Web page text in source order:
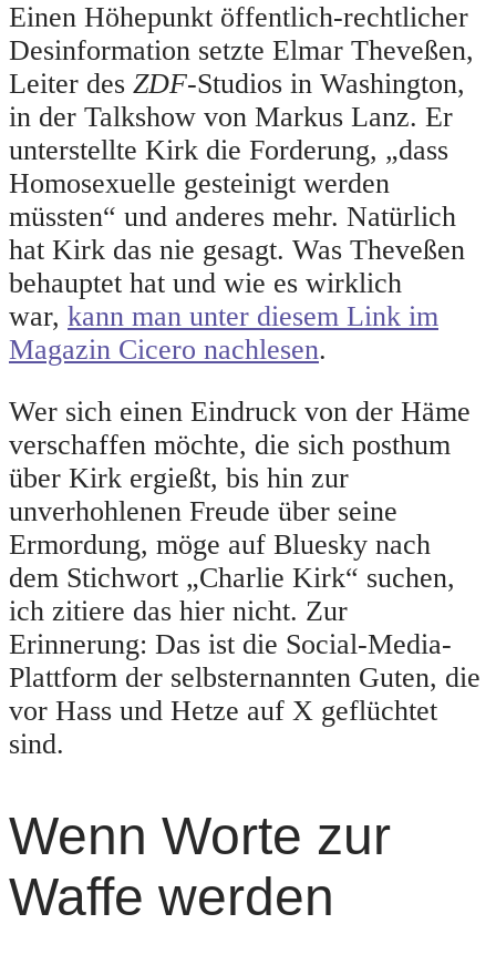
Einen Höhepunkt öffentlich-rechtlicher
Desinformation setzte Elmar Theveßen,
Leiter des ZDF-Studios in Washington,
in der Talkshow von Markus Lanz. Er
unterstellte Kirk die Forderung, „dass
Homosexuelle gesteinigt werden
müssten“ und anderes mehr. Natürlich
hat Kirk das nie gesagt. Was Theveßen
behauptet hat und wie es wirklich
war, kann man unter diesem Link im
Magazin Cicero nachlesen.
Wer sich einen Eindruck von der Häme
verschaffen möchte, die sich posthum
über Kirk ergießt, bis hin zur
unverhohlenen Freude über seine
Ermordung, möge auf Bluesky nach
dem Stichwort „Charlie Kirk“ suchen,
ich zitiere das hier nicht. Zur
Erinnerung: Das ist die Social-Media-
Plattform der selbsternannten Guten, die
vor Hass und Hetze auf X geflüchtet
sind.
Wenn Worte zur
Waffe werden